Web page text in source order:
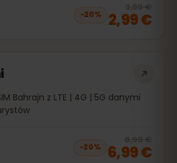
−20%
3,99 €
2,99 €
Bahrajn z LTE | 4G | 5G danymi
−20%
8,99 €
6,99 €